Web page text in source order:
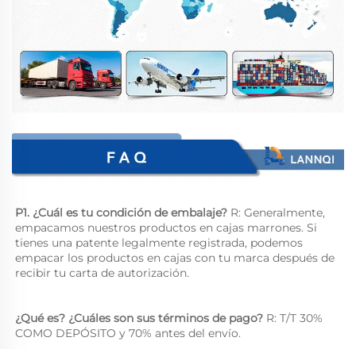
P1. ¿Cuál es tu condición de embalaje? R: Generalmente,
empacamos nuestros productos en cajas marrones. Si
tienes una patente legalmente registrada, podemos
empacar los productos en cajas con tu marca después de
recibir tu carta de autorización.
¿Qué es? ¿Cuáles son sus términos de pago? R: T/T 30%
COMO DEPÓSITO y 70% antes del envío.